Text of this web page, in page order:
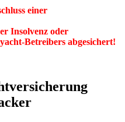
einer
Insolvenz oder
Betreibers abgesichert!